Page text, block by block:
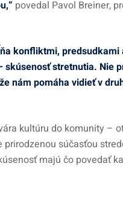
povedal Pavol Breiner,
konfliktmi,
stretnutia. Nie
nám pomáha vidieť v
kultúru do komunity –
súčasťou
majú čo povedať